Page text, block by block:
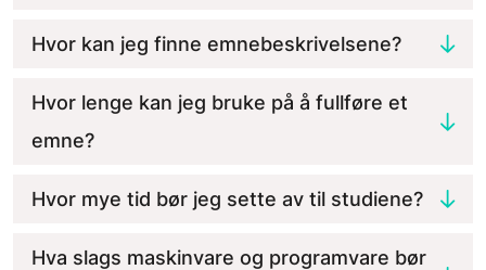
Hvor kan jeg finne emnebeskrivelsene?
Hvor lenge kan jeg bruke på å fullføre et
emne?
Hvor mye tid bør jeg sette av til studiene?
Hva slags maskinvare og programvare bør